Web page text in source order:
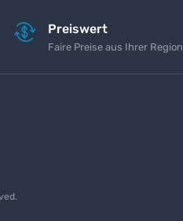
Preiswert
Faire Preise aus Ihrer Region